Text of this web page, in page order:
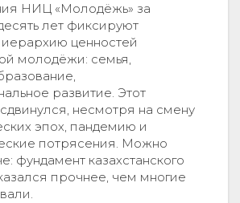
НИЦ «Молодёжь» за
лет фиксируют
ценностей
молодёжи: семья,
развитие. Этот
несмотря на смену
эпох, пандемию и
потрясения. Можно
фундамент казахстанского
прочнее, чем многие